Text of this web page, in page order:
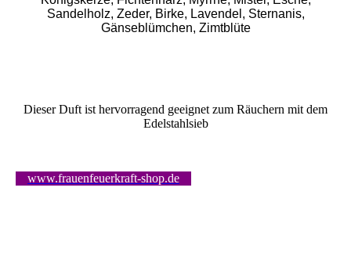
Sandelholz, Zeder, Birke, Lavendel, Sternanis,
Gänseblümchen, Zimtblüte
Dieser Duft ist hervorragend geeignet zum Räuchern mit dem
Edelstahlsieb
www.frauenfeuerkraft-shop.de